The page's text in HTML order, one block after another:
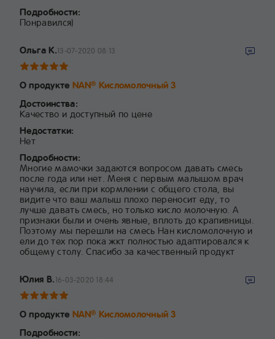
Подробности:
Понравился)
Ольга К.13-07-2020 08:13
О продукте NAN® Кисломолочный 3
Достоинства:
Качество и доступный по цене
Недостатки:
Нет
Подробности:
Многие мамочки задаются вопросом давать смесь
после года или нет. Меня с первым малышом врач
научила, если при кормлении с общего стола, вы
видите что ваш малыш плохо переносит еду, то
лучше давать смесь, но только кисло молочную. А
признаки были и очень явные, вплоть до крапивницы.
Поэтому мы перешли на смесь Нан кисломолочную и
ели до тех пор пока жкт полностью адаптировался к
общему столу. Спасибо за качественный продукт
Юлия В.16-03-2020 18:44
О продукте NAN® Кисломолочный 3
Подробности: